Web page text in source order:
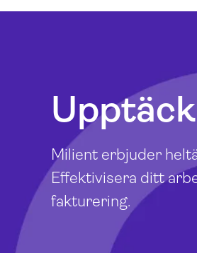
Milient erbjuder
Effektivisera ditt
fakturering.